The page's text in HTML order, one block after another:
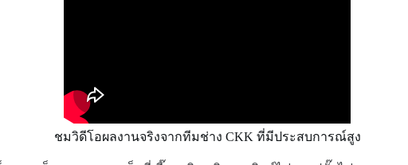
ชมวิดีโอผลงานจริงจากทีมช่าง CKK ที่มีประสบการณ์สูง